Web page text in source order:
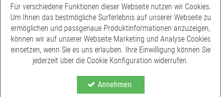
Fahrschein. Des Weiteren ist innenseitig ein abnehmbarer
Schlüsselring befestigt.
Mit dem neutralen Allover-Print ist er passend zum jeweiligen
Schulranzen-Design.
Die Textilien bestehen zu 100% aus recycelten PET-Flaschen und
haben eine 100% PFC-freie und bluesign-zertifizierte Beschichtung.
Für verschiedene Funktionen dieser Webseite nutzen wir Cookies.
Um Ihnen das bestmögliche Surferlebnis auf unserer Webseite zu
ermöglichen und passgenaue Produktinformationen anzuzeigen,
können wir auf unserer Webseite Marketing und Analyse Cookies
einsetzen, wenn Sie es uns erlauben. Ihre Einwilligung können Sie
jederzeit über die Cookie Konfiguration widerrufen.
Annehmen